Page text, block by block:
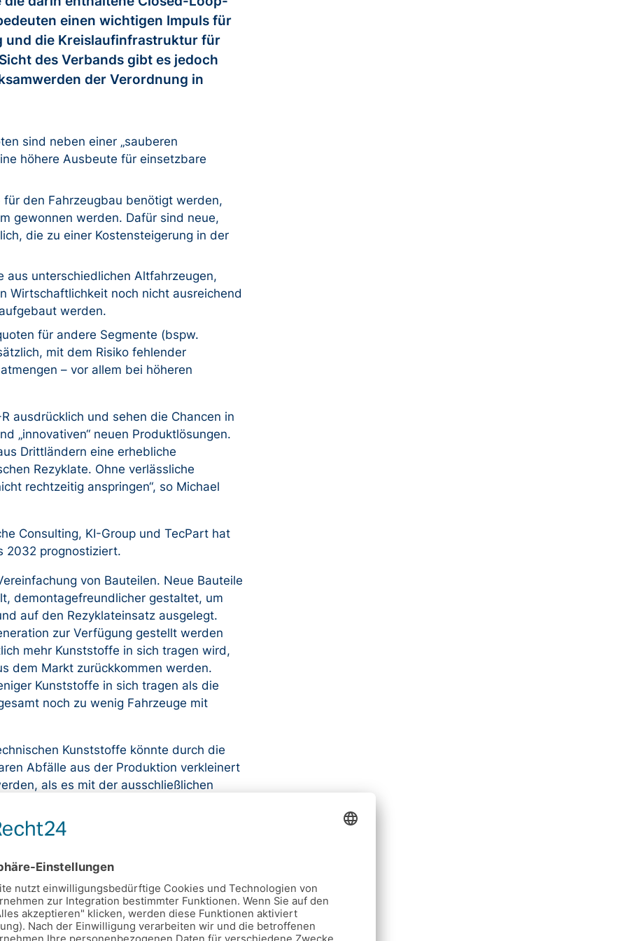
einen wichtigen Impuls für
und die Kreislaufinfrastruktur für
des Verbands gibt es jedoch
der Verordnung in
sind neben einer „sauberen
höhere Ausbeute für einsetzbare
den Fahrzeugbau benötigt werden,
gewonnen werden. Dafür sind neue,
die zu einer Kostensteigerung in der
aus unterschiedlichen Altfahrzeugen,
Wirtschaftlichkeit noch nicht ausreichend
werden.
für andere Segmente (bspw.
mit dem Risiko fehlender
– vor allem bei höheren
ausdrücklich und sehen die Chancen in
„innovativen“ neuen Produktlösungen.
Drittländern eine erhebliche
Rezyklate. Ohne verlässliche
rechtzeitig anspringen“, so Michael
Consulting, KI-Group und TecPart hat
2032 prognostiziert.
von Bauteilen. Neue Bauteile
demontagefreundlicher gestaltet, um
auf den Rezyklateinsatz ausgelegt.
zur Verfügung gestellt werden
mehr Kunststoffe in sich tragen wird,
dem Markt zurückkommen werden.
Kunststoffe in sich tragen als die
noch zu wenig Fahrzeuge mit
Kunststoffe könnte durch die
Abfälle aus der Produktion verkleinert
als es mit der ausschließlichen
nicht für die Quote zählt“,
Kunststoffgranulate und Mitglied des
(PIR) die Mengen bei wichtigen
ob die erforderlichen Mengen und
verfügbar sind und die Quoten